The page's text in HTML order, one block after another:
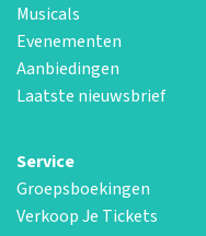
Musicals
Evenementen
Aanbiedingen
Laatste nieuwsbrief
Service
Groepsboekingen
Verkoop Je Tickets